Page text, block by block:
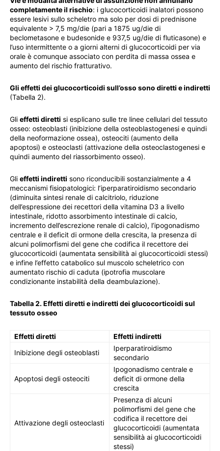
completamente il rischio: i glucocorticoidi inalatori possono
essere lesivi sullo scheletro ma solo per dosi di prednisone
equivalente > 7,5 mg/die (pari a 1875 ug/die di
beclometasone e budesonide e 937,5 ug/die di fluticasone) e
l’uso intermittente o a giorni alterni di glucocorticoidi per via
orale è comunque associato con perdita di massa ossea e
aumento del rischio fratturativo.
Gli effetti dei glucocorticoidi sull’osso sono diretti e indiretti
(Tabella 2).
Gli effetti diretti si esplicano sulle tre linee cellulari del tessuto
osseo: osteoblasti (inibizione della osteoblastogenesi e quindi
della neoformazione ossea), osteociti (aumento della
apoptosi) e osteoclasti (attivazione della osteoclastogenesi e
quindi aumento del riassorbimento osseo).
Gli effetti indiretti sono riconducibili sostanzialmente a 4
meccanismi fisiopatologici: l’iperparatiroidismo secondario
(diminuita sintesi renale di calcitriolo, riduzione
dell’espressione dei recettori della vitamina D3 a livello
intestinale, ridotto assorbimento intestinale di calcio,
incremento dell’escrezione renale di calcio), l’ipogonadismo
centrale e il deficit di ormone della crescita, la presenza di
alcuni polimorfismi del gene che codifica il recettore dei
glucocorticoidi (aumentata sensibilità ai glucocorticoidi stessi)
e infine l’effetto catabolico sul muscolo scheletrico con
aumentato rischio di caduta (ipotrofia muscolare
condizionante instabilità della deambulazione).
Tabella 2. Effetti diretti e indiretti dei glucocorticoidi sul
tessuto osseo
Effetti diretti
Effetti indiretti
Inibizione degli osteoblasti
Iperparatiroidismo
secondario
Apoptosi degli osteociti
Ipogonadismo centrale e
deficit di ormone della
crescita
Attivazione degli osteoclasti
Presenza di alcuni
polimorfismi del gene che
codifica il recettore dei
glucocorticoidi (aumentata
sensibilità ai glucocorticoidi
stessi)